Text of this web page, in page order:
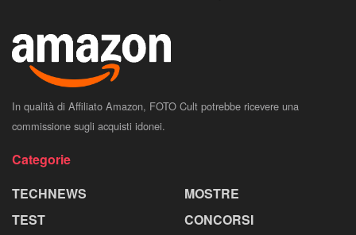
In qualità di Affiliato Amazon, FOTO Cult potrebbe ricevere una
commissione sugli acquisti idonei.
Categorie
TECHNEWS
TEST
MOSTRE
CONCORSI